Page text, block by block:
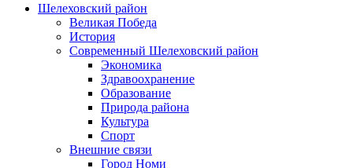
Шелеховский район
Великая Победа
История
Современный Шелеховский район
Экономика
Здравоохранение
Образование
Природа района
Культура
Спорт
Внешние связи
Город Номи